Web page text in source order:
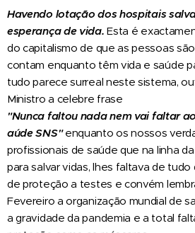
Havendo lotaçãodos hospitais
esperançade vida.Esta é
do capitalismo de que as pessoas
contam enquanto têm vida e saúde
tudo parece surreal neste sistema,
Ministro a celebre frase
"Nunca faltou nadanem vaifaltarao
aúdeSNS"enquanto os nossos
profissionais de saúde que na linha
para salvar vidas, lhes faltava de
de proteção a testes e convém
Fevereiro a organização mundial de
a gravidade da pandemia e a total